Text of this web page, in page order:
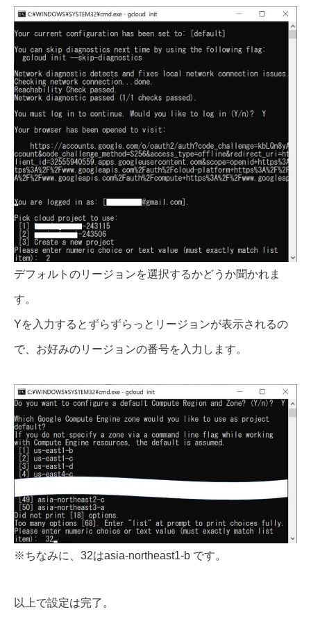
デフォルトのリージョンを選択するかどうか聞かれま
す。
Yを入力するとずらずらっとリージョンが表示されるの
で、お好みのリージョンの番号を入力します。
※ちなみに、32はasia-northeast1-b です。
以上で設定は完了。